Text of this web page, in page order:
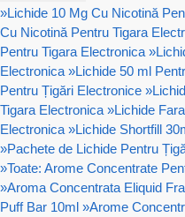
»Lichide 10 Mg Cu Nicotină
Cu Nicotină Pentru Tigara
Pentru Tigara Electronica »
Electronica »Lichide 50 ml
Pentru Țigări Electronice »
Tigara Electronica »Lichide
Electronica »Lichide Shortfill
»Pachete de Lichide Pentru
»Toate: Arome Concentrate
»Aroma Concentrata Eliquid
Puff Bar 10ml »Arome